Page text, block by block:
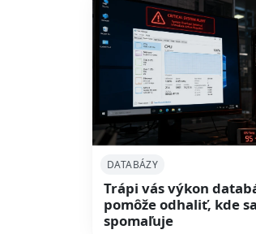
DATABÁZY
Trápi vás výkon
pomôže odhaliť, kde
spomaľuje